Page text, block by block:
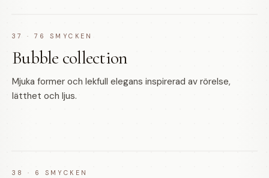
37 · 76 SMYCKEN
Bubble collection
Mjuka former och lekfull elegans inspirerad av rörelse,
lätthet och ljus.
38 · 6 SMYCKEN